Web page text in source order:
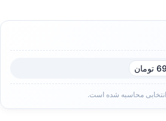
محاسبه شده است.